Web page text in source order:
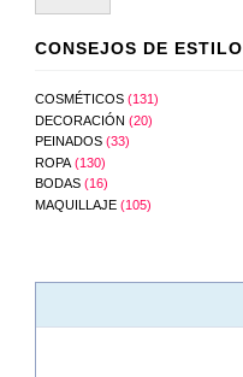
CONSEJOS DE ESTILO
COSMÉTICOS (131)
DECORACIÓN (20)
PEINADOS (33)
ROPA (130)
BODAS (16)
MAQUILLAJE (105)